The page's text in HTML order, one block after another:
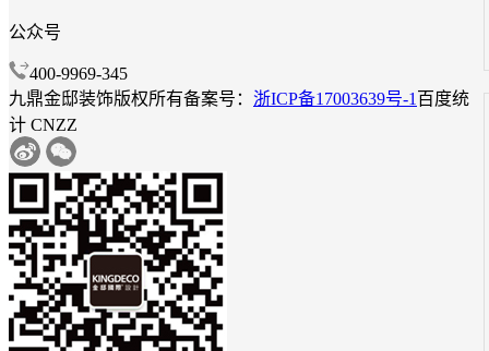
公众号
400-9969-345
九鼎金邸装饰版权所有备案号： 浙ICP备17003639号-1 百度统
计 CNZZ